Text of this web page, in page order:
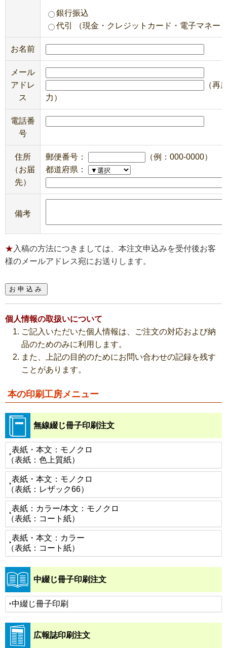
銀行振込
代引 （現金・クレジットカード・電子マネー
お名前
メール
アドレ
ス
（再
力）
電話番
号
住所
（お届
先）
郵便番号：
（例：000-0000）
都道府県：
備考
入稿の方法につきましては、本注文申込みを受付後お客
様のメールアドレス宛にお送りします。
個人情報の取扱いについて
ご記入いただいた個人情報は、ご注文の対応および納
品のためのみに利用します。
また、上記の目的のためにお問い合わせの記録を残す
ことがあります。
本の印刷工房メニュー
無線綴じ冊子印刷注文
表紙・本文：モノクロ
（表紙：色上質紙）
表紙・本文：モノクロ
（表紙：レザック66）
表紙：カラー/本文：モノクロ
（表紙：コート紙）
表紙・本文：カラー
（表紙：コート紙）
中綴じ冊子印刷注文
中綴じ冊子印刷
広報誌印刷注文